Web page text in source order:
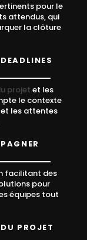
pour le
attendus, qui
la clôture
projet et les
le contexte
et les attentes
facilitant des
pour
équipes tout
PROJET